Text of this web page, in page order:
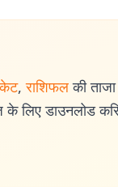
, राशिफल की
लिए डाउनलोड